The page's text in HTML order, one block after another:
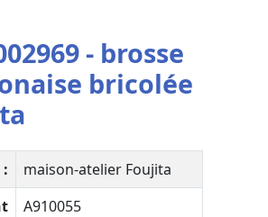
- brosse
bricolée
maison-atelier Foujita
A910055